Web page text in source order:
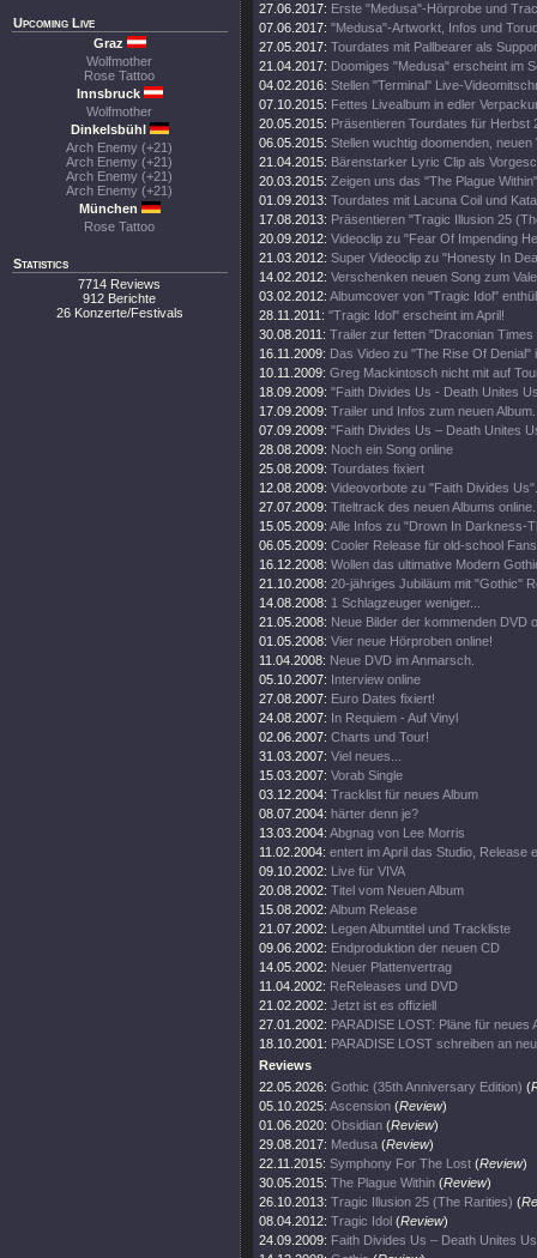
Upcoming Live
Graz
Wolfmother
Rose Tattoo
Innsbruck
Wolfmother
Dinkelsbühl
Arch Enemy (+21)
Arch Enemy (+21)
Arch Enemy (+21)
Arch Enemy (+21)
München
Rose Tattoo
Statistics
7714 Reviews
912 Berichte
26 Konzerte/Festivals
27.06.2017: Erste "Medusa"-Hörprobe und
07.06.2017: "Medusa"-Artworkt, Infos und
27.05.2017: Tourdates mit Pallbearer als
21.04.2017: Doomiges "Medusa" erscheint im
04.02.2016: Stellen "Terminal" Live-
07.10.2015: Fettes Livealbum in edler
20.05.2015: Präsentieren Tourdates für Herbst
06.05.2015: Stellen wuchtig doomenden, neuen
21.04.2015: Bärenstarker Lyric Clip als
20.03.2015: Zeigen uns das "The Plague
01.09.2013: Tourdates mit Lacuna Coil und
17.08.2013: Präsentieren "Tragic Illusion 25
20.09.2012: Videoclip zu "Fear Of Impending
21.03.2012: Super Videoclip zu "Honesty In
14.02.2012: Verschenken neuen Song zum
03.02.2012: Albumcover von "Tragic Idol"
28.11.2011: "Tragic Idol" erscheint im April!
30.08.2011: Trailer zur fetten "Draconian Times
16.11.2009: Das Video zu "The Rise Of Denial"
10.11.2009: Greg Mackintosch nicht mit auf
18.09.2009: "Faith Divides Us - Death Unites
17.09.2009: Trailer und Infos zum neuen Album.
07.09.2009: "Faith Divides Us – Death Unites
28.08.2009: Noch ein Song online
25.08.2009: Tourdates fixiert
12.08.2009: Videovorbote zu "Faith Divides Us".
27.07.2009: Titeltrack des neuen Albums online.
15.05.2009: Alle Infos zu "Drown In Darkness-
06.05.2009: Cooler Release für old-school
16.12.2008: Wollen das ultimative Modern
21.10.2008: 20-jähriges Jubiläum mit "Gothic"
14.08.2008: 1 Schlagzeuger weniger...
21.05.2008: Neue Bilder der kommenden DVD
01.05.2008: Vier neue Hörproben online!
11.04.2008: Neue DVD im Anmarsch.
05.10.2007: Interview online
27.08.2007: Euro Dates fixiert!
24.08.2007: In Requiem - Auf Vinyl
02.06.2007: Charts und Tour!
31.03.2007: Viel neues...
15.03.2007: Vorab Single
03.12.2004: Tracklist für neues Album
08.07.2004: härter denn je?
13.03.2004: Abgnag von Lee Morris
11.02.2004: entert im April das Studio, Release
09.10.2002: Live für VIVA
20.08.2002: Titel vom Neuen Album
15.08.2002: Album Release
21.07.2002: Legen Albumtitel und Trackliste
09.06.2002: Endproduktion der neuen CD
14.05.2002: Neuer Plattenvertrag
11.04.2002: ReReleases und DVD
21.02.2002: Jetzt ist es offiziell
27.01.2002: PARADISE LOST: Pläne für neues
18.10.2001: PARADISE LOST schreiben an
Reviews
22.05.2026: Gothic (35th Anniversary Edition) (
05.10.2025: Ascension (Review)
01.06.2020: Obsidian (Review)
29.08.2017: Medusa (Review)
22.11.2015: Symphony For The Lost (Review)
30.05.2015: The Plague Within (Review)
26.10.2013: Tragic Illusion 25 (The Rarities) (
08.04.2012: Tragic Idol (Review)
24.09.2009: Faith Divides Us – Death Unites Us